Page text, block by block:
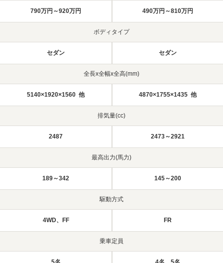
790万円～920万円 490万円～810万円
ボディタイプ
セダン セダン
全長x全幅x全高(mm)
5140×1920×1560 他 4870×1755×1435 他
排気量(cc)
2487 2473～2921
最高出力(馬力)
189～342 145～200
駆動方式
4WD、FF FR
乗車定員